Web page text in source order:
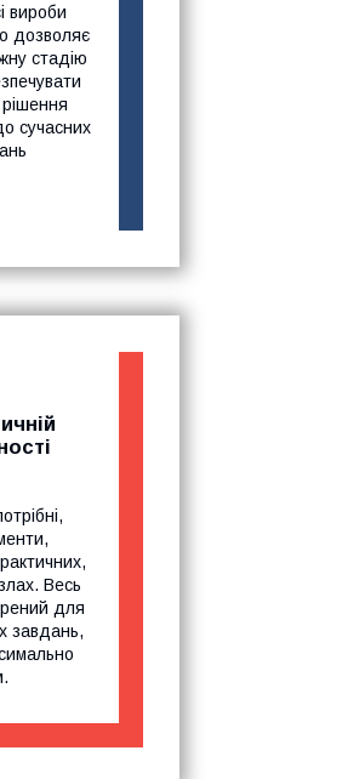
вироби
дозволяє
стадію
рішення
сучасних
Весь
для
завдань,